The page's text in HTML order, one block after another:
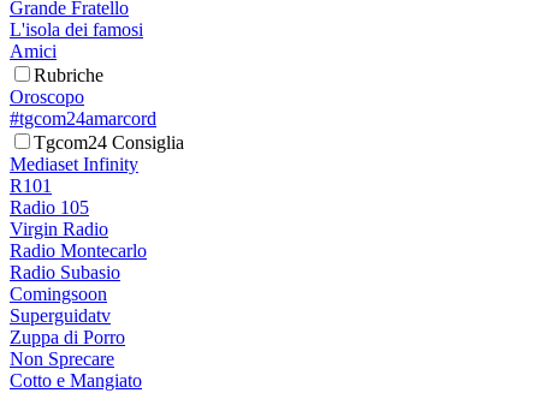
Grande Fratello
L'isola dei famosi
Amici
Rubriche
Oroscopo
#tgcom24amarcord
Tgcom24 Consiglia
Mediaset Infinity
R101
Radio 105
Virgin Radio
Radio Montecarlo
Radio Subasio
Comingsoon
Superguidatv
Zuppa di Porro
Non Sprecare
Cotto e Mangiato